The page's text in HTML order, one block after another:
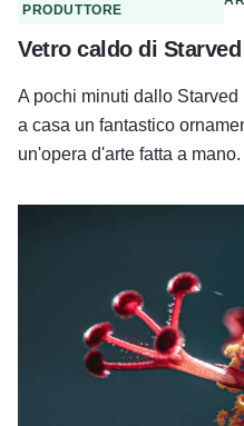
PRODUTTORE
Vetro caldo di
A pochi minuti dallo
a casa un fantastico
un'opera d'arte fatta a mano.